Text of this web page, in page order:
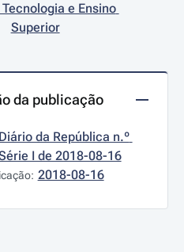
e Ensino
Superior
da publicação
Diário da República n.º
I de 2018-08-16
2018-08-16